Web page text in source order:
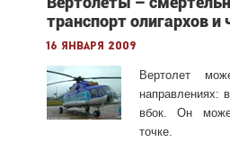
транспорт олигархов и
16 января 2009
Вертолет
направлениях:
вбок. Он
точке.